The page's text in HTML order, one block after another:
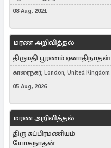
08 Aug, 2021
மரண அறிவித்தல்
திருமதி பூரணம் ஏனாதிநாதன்
காரைநகர், London, United Kingdom
05 Aug, 2026
மரண அறிவித்தல்
திரு சுப்பிரமணியம்
யோகநாதன்